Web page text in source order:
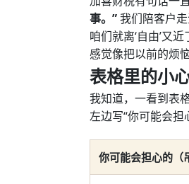
事。”我们陪客户
咱们就离‘自由’又
感觉像把以前的烦
表格里的小
我知道，一看到表
左边写“你可能会担
你可能会担心的（